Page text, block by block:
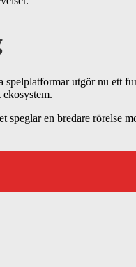
utgör nu ett
speglar en bredare rörelse